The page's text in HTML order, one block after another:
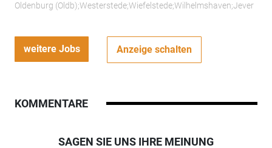
Oldenburg (Oldb);Westerstede;Wiefelstede;Wilhelmshaven;Jever
weitere Jobs Anzeige schalten
KOMMENTARE
SAGEN SIE UNS IHRE MEINUNG